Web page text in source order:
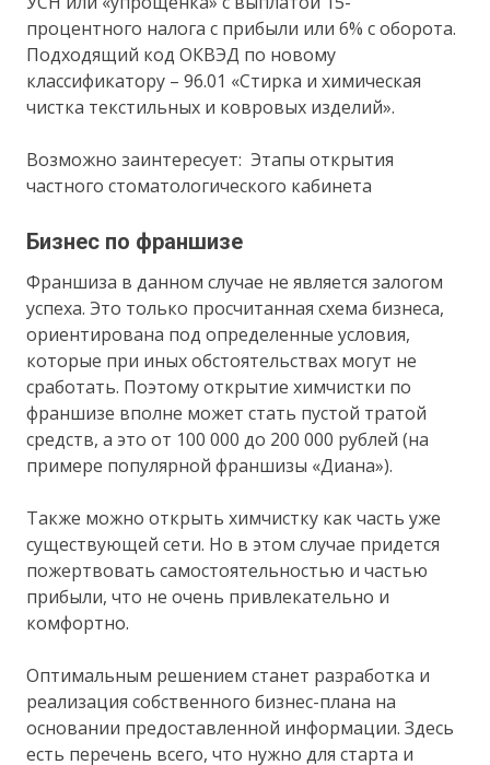
процентного налога с прибыли или 6% с оборота.
Подходящий код ОКВЭД по новому
классификатору – 96.01 «Стирка и химическая
чистка текстильных и ковровых изделий».
Возможно заинтересует: Этапы открытия
частного стоматологического кабинета
Бизнес по франшизе
Франшиза в данном случае не является залогом
успеха. Это только просчитанная схема бизнеса,
ориентирована под определенные условия,
которые при иных обстоятельствах могут не
сработать. Поэтому открытие химчистки по
франшизе вполне может стать пустой тратой
средств, а это от 100 000 до 200 000 рублей (на
примере популярной франшизы «Диана»).
Также можно открыть химчистку как часть уже
существующей сети. Но в этом случае придется
пожертвовать самостоятельностью и частью
прибыли, что не очень привлекательно и
комфортно.
Оптимальным решением станет разработка и
реализация собственного бизнес-плана на
основании предоставленной информации. Здесь
есть перечень всего, что нужно для старта и